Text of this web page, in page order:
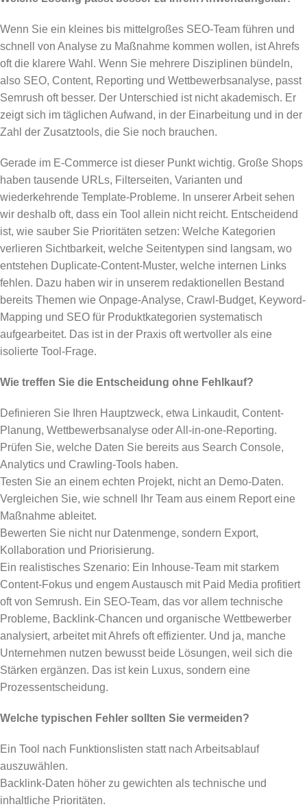
Wenn Sie ein kleines bis mittelgroßes SEO-Team führen und
schnell von Analyse zu Maßnahme kommen wollen, ist Ahrefs
oft die klarere Wahl. Wenn Sie mehrere Disziplinen bündeln,
also SEO, Content, Reporting und Wettbewerbsanalyse, passt
Semrush oft besser. Der Unterschied ist nicht akademisch. Er
zeigt sich im täglichen Aufwand, in der Einarbeitung und in der
Zahl der Zusatztools, die Sie noch brauchen.
Gerade im E-Commerce ist dieser Punkt wichtig. Große Shops
haben tausende URLs, Filterseiten, Varianten und
wiederkehrende Template-Probleme. In unserer Arbeit sehen
wir deshalb oft, dass ein Tool allein nicht reicht. Entscheidend
ist, wie sauber Sie Prioritäten setzen: Welche Kategorien
verlieren Sichtbarkeit, welche Seitentypen sind langsam, wo
entstehen Duplicate-Content-Muster, welche internen Links
fehlen. Dazu haben wir in unserem redaktionellen Bestand
bereits Themen wie Onpage-Analyse, Crawl-Budget, Keyword-
Mapping und SEO für Produktkategorien systematisch
aufgearbeitet. Das ist in der Praxis oft wertvoller als eine
isolierte Tool-Frage.
Wie treffen Sie die Entscheidung ohne Fehlkauf?
Definieren Sie Ihren Hauptzweck, etwa Linkaudit, Content-
Planung, Wettbewerbsanalyse oder All-in-one-Reporting.
Prüfen Sie, welche Daten Sie bereits aus Search Console,
Analytics und Crawling-Tools haben.
Testen Sie an einem echten Projekt, nicht an Demo-Daten.
Vergleichen Sie, wie schnell Ihr Team aus einem Report eine
Maßnahme ableitet.
Bewerten Sie nicht nur Datenmenge, sondern Export,
Kollaboration und Priorisierung.
Ein realistisches Szenario: Ein Inhouse-Team mit starkem
Content-Fokus und engem Austausch mit Paid Media profitiert
oft von Semrush. Ein SEO-Team, das vor allem technische
Probleme, Backlink-Chancen und organische Wettbewerber
analysiert, arbeitet mit Ahrefs oft effizienter. Und ja, manche
Unternehmen nutzen bewusst beide Lösungen, weil sich die
Stärken ergänzen. Das ist kein Luxus, sondern eine
Prozessentscheidung.
Welche typischen Fehler sollten Sie vermeiden?
Ein Tool nach Funktionslisten statt nach Arbeitsablauf
auszuwählen.
Backlink-Daten höher zu gewichten als technische und
inhaltliche Prioritäten.